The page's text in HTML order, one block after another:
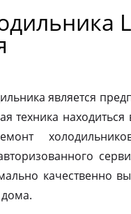
является
техника
качественно